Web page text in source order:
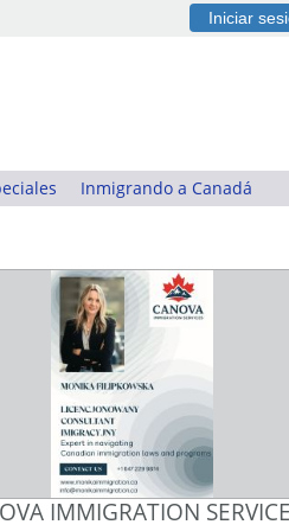
Iniciar
Inmigrando a Canadá
IMMIGRATION